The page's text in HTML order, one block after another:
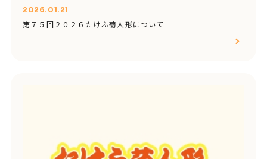
2026.01.21
第７５回２０２６たけふ菊人形について